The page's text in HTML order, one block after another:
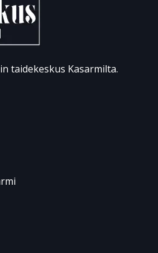
taidekeskus Kasarmilta.